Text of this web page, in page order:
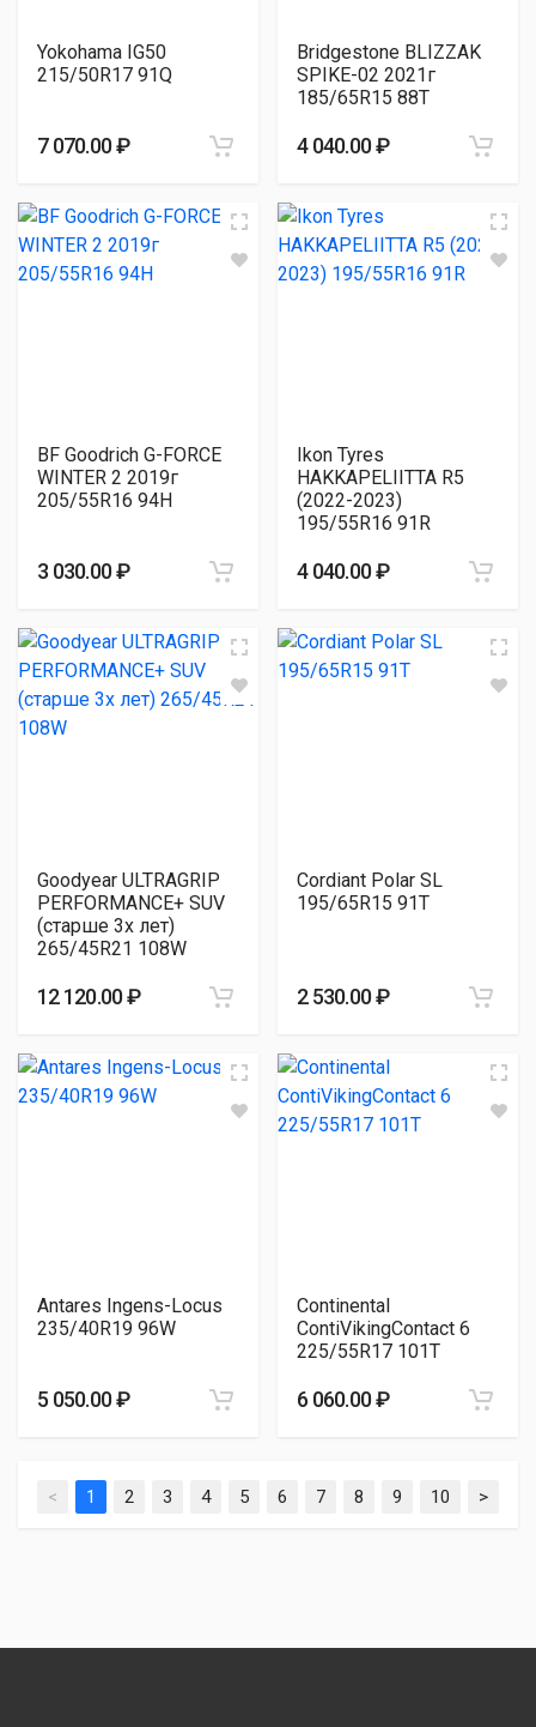
Yokohama IG50
215/50R17 91Q
7 070.00 ₽
Bridgestone BLIZZAK
SPIKE-02 2021г
185/65R15 88T
4 040.00 ₽
BF Goodrich G-FORCE
WINTER 2 2019г
205/55R16 94H
3 030.00 ₽
Ikon Tyres
HAKKAPELIITTA R5
(2022-2023)
195/55R16 91R
4 040.00 ₽
Goodyear ULTRAGRIP
PERFORMANCE+ SUV
(старше 3х лет)
265/45R21 108W
12 120.00 ₽
Cordiant Polar SL
195/65R15 91T
2 530.00 ₽
Antares Ingens-Locus
235/40R19 96W
5 050.00 ₽
Continental
ContiVikingContact 6
225/55R17 101T
6 060.00 ₽
< 1 2 3 4 5 6 7 8 9 10 >